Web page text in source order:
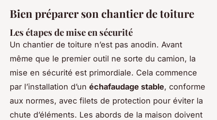
Bien préparer son chantier de toiture
Les étapes de mise en sécurité
Un chantier de toiture n’est pas anodin. Avant
même que le premier outil ne sorte du camion, la
mise en sécurité est primordiale. Cela commence
par l’installation d’un échafaudage stable, conforme
aux normes, avec filets de protection pour éviter la
chute d’éléments. Les abords de la maison doivent